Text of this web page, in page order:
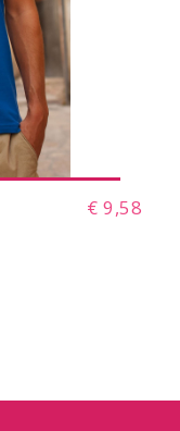
€ 9,58